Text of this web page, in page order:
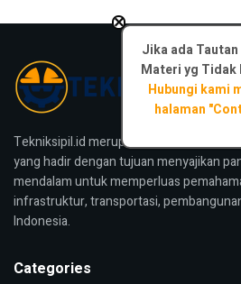
Tekniksipil.id merupakan media
yang hadir dengan tujuan menyajikan
mendalam untuk memperluas
infrastruktur, transportasi,
Indonesia.
Jika ada
Materi yg Tidak
Hubungi kami
halaman
×
Categories